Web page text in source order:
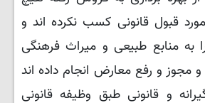
قبول قانونی کسب نکرده اند و
به منابع طبیعی و میراث فرهنگی
مجوز و رفع معارض انجام داده اند
و قانونی طبق وظیفه قانونی